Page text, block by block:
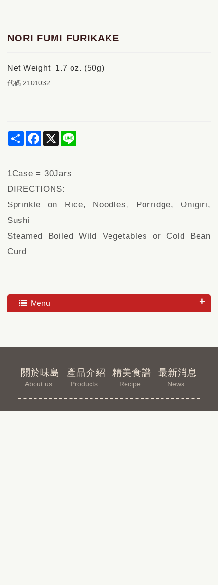
NORI FUMI FURIKAKE
Net Weight :1.7 oz. (50g)
代碼 2101032
Share Facebook
X
1Case = 30Jars
DIRECTIONS:
Sprinkle on Rice, Noodles, Porridge, Onigiri,
Sushi
Steamed Boiled Wild Vegetables or Cold Bean
Curd
Menu
關於味島
About us
產品介紹
Products
精美食譜
Recipe
最新消息
News